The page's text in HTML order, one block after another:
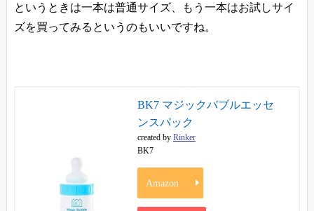
というときは一本は普通サイズ、もう一本はお試しサイ
ズを買ってみるというのもいいですね。
BK7 マジックバブルエッセ
ンスパック
created by Rinker
BK7
Amazon